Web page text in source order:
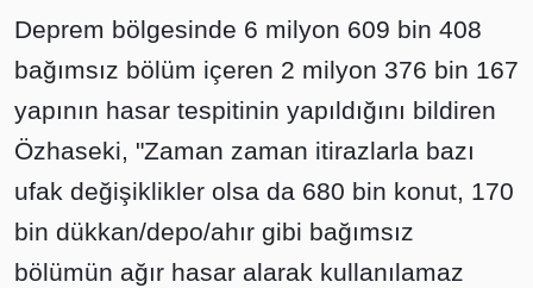
Deprem bölgesinde 6 milyon 609 bin 408
bağımsız bölüm içeren 2 milyon 376 bin 167
yapının hasar tespitinin yapıldığını bildiren
Özhaseki, "Zaman zaman itirazlarla bazı
ufak değişiklikler olsa da 680 bin konut, 170
bin dükkan/depo/ahır gibi bağımsız
bölümün ağır hasar alarak kullanılamaz